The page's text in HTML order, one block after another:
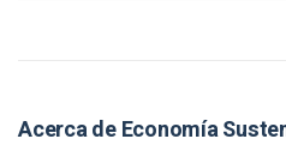
Acerca de Economía